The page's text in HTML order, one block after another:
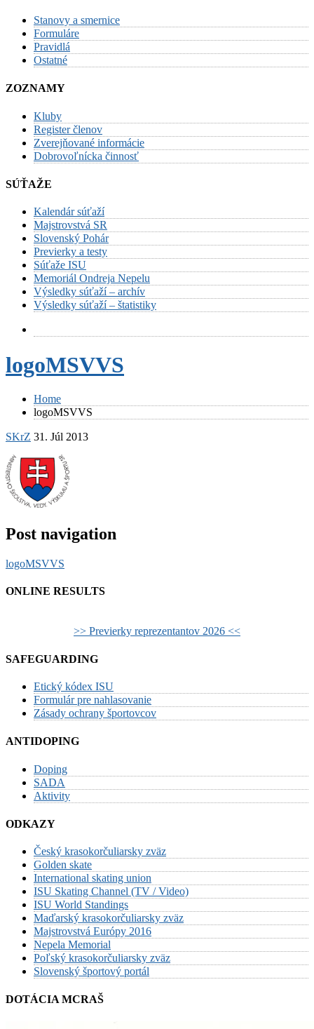
Stanovy a smernice
Formuláre
Pravidlá
Ostatné
ZOZNAMY
Kluby
Register členov
Zverejňované informácie
Dobrovoľnícka činnosť
SÚŤAŽE
Kalendár súťaží
Majstrovstvá SR
Slovenský Pohár
Previerky a testy
Súťaže ISU
Memoriál Ondreja Nepelu
Výsledky súťaží – archív
Výsledky súťaží – štatistiky
logoMSVVS
Home
logoMSVVS
SKrZ 31. Júl 2013
Post navigation
logoMSVVS
ONLINE RESULTS
>> Previerky reprezentantov 2026 <<
SAFEGUARDING
Etický kódex ISU
Formulár pre nahlasovanie
Zásady ochrany športovcov
ANTIDOPING
Doping
SADA
Aktivity
ODKAZY
Český krasokorčuliarsky zväz
Golden skate
International skating union
ISU Skating Channel (TV / Video)
ISU World Standings
Maďarský krasokorčuliarsky zväz
Majstrovstvá Európy 2016
Nepela Memorial
Poľský krasokorčuliarsky zväz
Slovenský športový portál
DOTÁCIA MCRAŠ